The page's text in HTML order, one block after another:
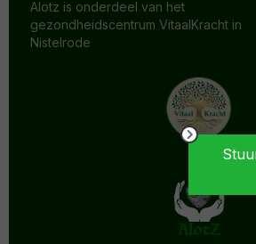
Alotz is onderdeel van het
gezondheidscentrum VitaalKracht in
Nistelrode